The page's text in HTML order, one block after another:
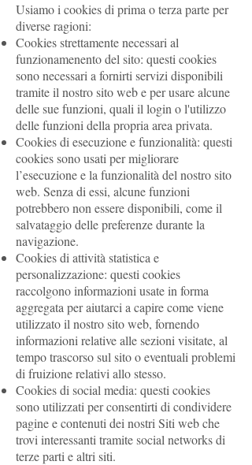
Usiamo i cookies di prima o terza parte per
diverse ragioni:
Cookies strettamente necessari al
funzionamenento del sito: questi cookies
sono necessari a fornirti servizi disponibili
tramite il nostro sito web e per usare alcune
delle sue funzioni, quali il login o l'utilizzo
delle funzioni della propria area privata.
Cookies di esecuzione e funzionalità: questi
cookies sono usati per migliorare
l’esecuzione e la funzionalità del nostro sito
web. Senza di essi, alcune funzioni
potrebbero non essere disponibili, come il
salvataggio delle preferenze durante la
navigazione.
Cookies di attività statistica e
personalizzazione: questi cookies
raccolgono informazioni usate in forma
aggregata per aiutarci a capire come viene
utilizzato il nostro sito web, fornendo
informazioni relative alle sezioni visitate, al
tempo trascorso sul sito o eventuali problemi
di fruizione relativi allo stesso.
Cookies di social media: questi cookies
sono utilizzati per consentirti di condividere
pagine e contenuti dei nostri Siti web che
trovi interessanti tramite social networks di
terze parti e altri siti.